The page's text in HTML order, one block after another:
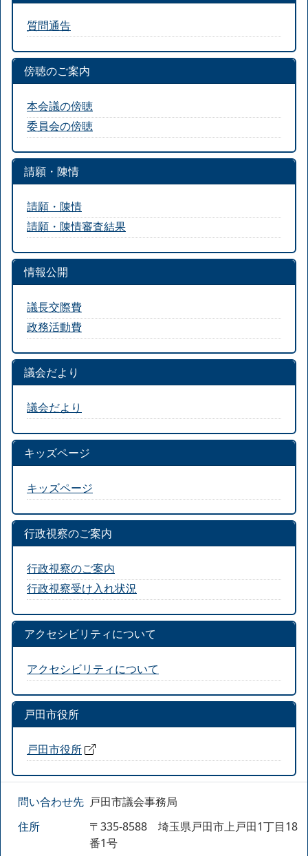
質問通告
傍聴のご案内
本会議の傍聴
委員会の傍聴
請願・陳情
請願・陳情
請願・陳情審査結果
情報公開
議長交際費
政務活動費
議会だより
議会だより
キッズページ
キッズページ
行政視察のご案内
行政視察のご案内
行政視察受け入れ状況
アクセシビリティについて
アクセシビリティについて
戸田市役所
戸田市役所
問い合わせ先 戸田市議会事務局
住所
〒335-8588 埼玉県戸田市上戸田1丁目18
番1号